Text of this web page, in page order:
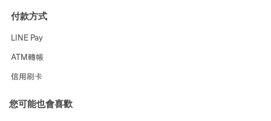
付款方式
LINE Pay
ATM轉帳
信用刷卡
您可能也會喜歡